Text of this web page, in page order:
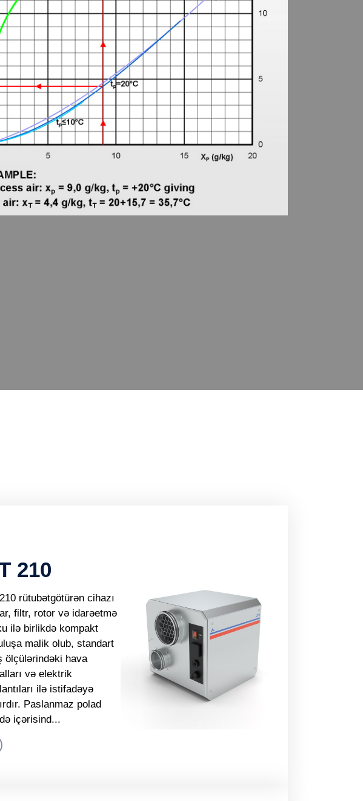
210
rütubətgötürən cihazı
filtr, rotor və idarəetmə
ilə birlikdə kompakt
malik olub, standart
ölçülərindəki hava
və elektrik
ilə istifadəyə
Paslanmaz polad
içərisind...